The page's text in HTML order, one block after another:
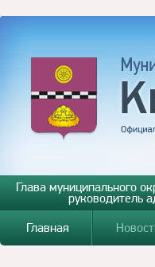
Глава муниципального
руководитель
Главная